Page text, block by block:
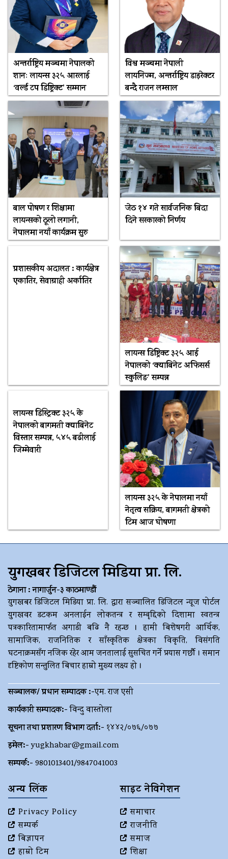
अन्तर्राष्ट्रिय मञ्चमा नेपालको
शानः लायन्स ३२५ आरलाई
‘वर्ल्ड टप डिष्ट्रिक्ट’ सम्मान
विश्व मञ्चमा नेपाली
लायनिज्म, अन्तर्राष्ट्रिय डाइरेक्टर
बन्दै राजन लम्साल
बाल पोषण र शिक्षामा
लायन्सको ठूलो लगानी,
नेपालमा नयाँ कार्यक्रम सुरु
जेठ १४ गते सार्वजनिक बिदा
दिने सरकारको निर्णय
प्रशासकीय अदालत : कार्यक्षेत्र
एकातिर, सेवाग्राही अर्कातिर
लायन्स डिष्ट्रिक्ट ३२५ आई
नेपालको ‘क्याबिनेट अफिसर्स
स्कुलिङ’ सम्पन्न
लायन्स डिस्ट्रिक्ट ३२५ के
नेपालको बागमती क्याबिनेट
विस्तार सम्पन्न, ५४५ बढीलाई
जिम्मेवारी
लायन्स ३२५ के नेपालमा नयाँ
नेतृत्व सक्रिय, बागमती क्षेत्रको
टिम आज घोषणा
युगखबर डिजिटल मिडिया प्रा. लि.
ठेगाना : नागार्जुन-३ काठमाण्डौं
युगखबर डिजिटल मिडिया प्रा. लि. द्धारा सञ्चालित डिजिटल न्यूज पोर्टल
युगखवर डटकम अनलाईन लोकतन्त्र र सम्बृद्दिको दिशामा स्वतन्त्र
पत्रकारितामार्फत अगाडी बढि नै रहन्छ । हामी बिशेषगरी आर्थिक,
सामाजिक, राजनितिक र साँस्कृतिक क्षेत्रका विकृति, विसंगति
घटनाक्रमसँग नजिक रहेर आम जनतालाई सुसचित गर्ने प्रयास गर्छौ । समान
दृष्टिकोण सन्तुलित बिचार हाम्रो मुख्य लक्ष्य हो ।
सञ्चालक/ प्रधान सम्पादक :-एम. राज एसी
कार्यकारी सम्पादक:-विन्दु वास्तोला
सूचना तथा प्रशारण विभाग दर्ता:- १४४२/०७६/०७७
इमेल:- yugkhabar@gmail.com
सम्पर्क:- 9801013401/9847041003
अन्य लिंक
Privacy Policy
सम्पर्क
बिज्ञापन
हाम्रो टिम
साइट नेविगेशन
समाचार
राजनीति
समाज
शिक्षा